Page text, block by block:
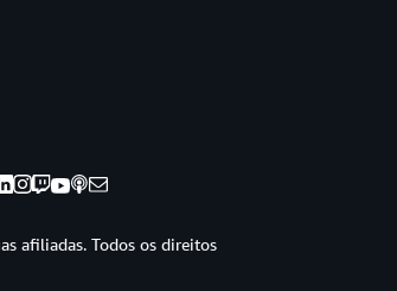
afiliadas. Todos os direitos